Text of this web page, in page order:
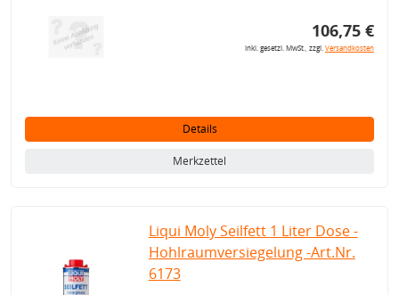
106,75 €
inkl. gesetzl. MwSt., zzgl.Versandkosten
Details
Merkzettel
Liqui Moly Seilfett 1 Liter Dose -
Hohlraumversiegelung -Art.Nr.
6173